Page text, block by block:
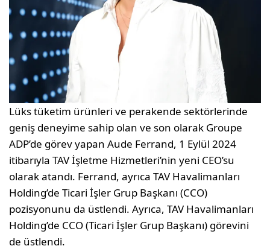
Lüks tüketim ürünleri ve perakende sektörlerinde
geniş deneyime sahip olan ve son olarak Groupe
ADP’de görev yapan Aude Ferrand, 1 Eylül 2024
itibarıyla TAV İşletme Hizmetleri’nin yeni CEO’su
olarak atandı. Ferrand, ayrıca TAV Havalimanları
Holding’de Ticari İşler Grup Başkanı (CCO)
pozisyonunu da üstlendi. Ayrıca, TAV Havalimanları
Holding’de CCO (Ticari İşler Grup Başkanı) görevini
de üstlendi.